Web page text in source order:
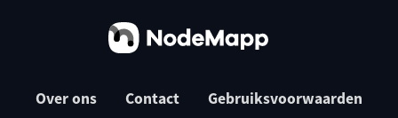
Over ons Contact Gebruiksvoorwaarden